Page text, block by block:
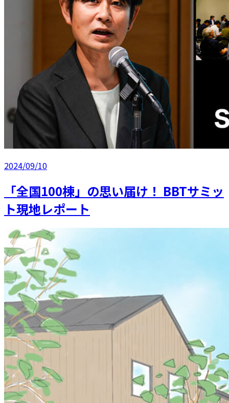
2024/09/10
「全国100棟」の思い届け！ BBTサミッ
ト現地レポート